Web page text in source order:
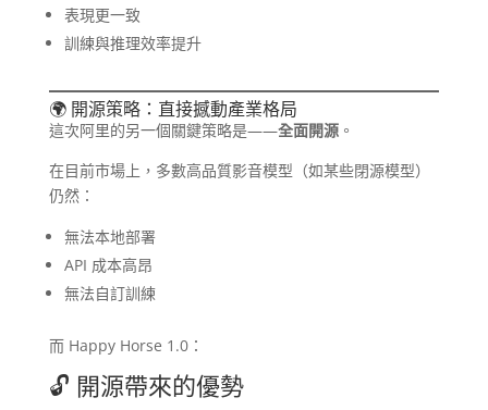
表現更一致
訓練與推理效率提升
🌍 開源策略：直接撼動產業格局
這次阿里的另一個關鍵策略是——全面開源。
在目前市場上，多數高品質影音模型（如某些閉源模型）
仍然：
無法本地部署
API 成本高昂
無法自訂訓練
而 Happy Horse 1.0：
🔓 開源帶來的優勢